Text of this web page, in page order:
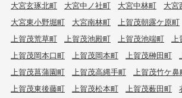
大宮玄琢北町
大宮中ノ社町 大宮中林町
大宮
大宮東小野堀町
大宮南林町 上賀茂朝露ケ原町
上賀茂荒草町
上賀茂池殿町 上賀茂池端町
上
上賀茂岡本口町
上賀茂岡本町 上賀茂榊田町
上賀茂菖蒲園町
上賀茂高縄手町 上賀茂竹ケ鼻
上賀茂東後藤町
上賀茂松本町 上賀茂薮田町